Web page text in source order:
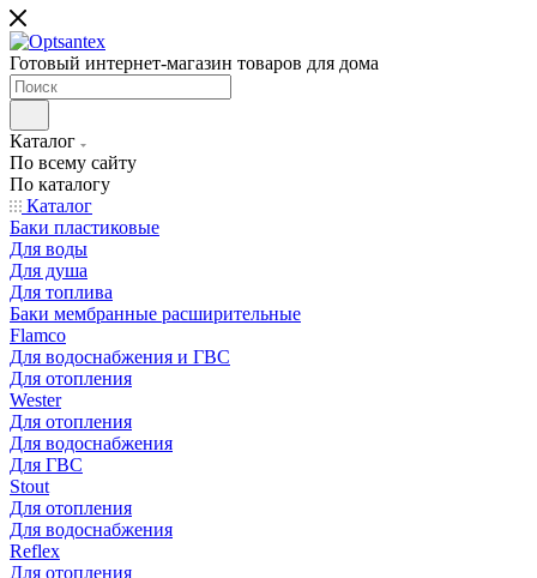
Готовый интернет-магазин товаров для дома
Каталог
По всему сайту
По каталогу
Каталог
Баки пластиковые
Для воды
Для душа
Для топлива
Баки мембранные расширительные
Flamco
Для водоснабжения и ГВС
Для отопления
Wester
Для отопления
Для водоснабжения
Для ГВС
Stout
Для отопления
Для водоснабжения
Reflex
Для отопления